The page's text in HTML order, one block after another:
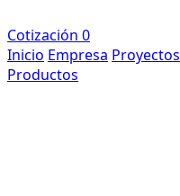
Cotización 0
Inicio Empresa Proyectos
Productos